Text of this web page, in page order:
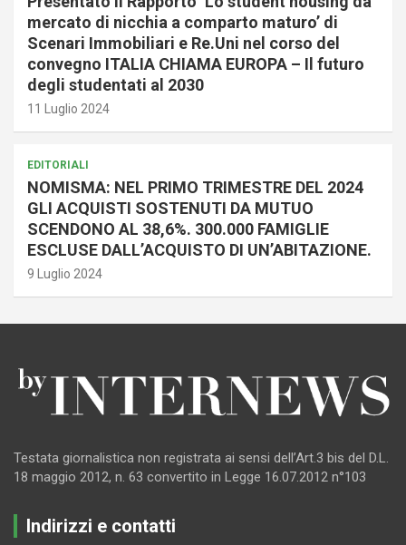
mercato di nicchia a comparto maturo’ di
Scenari Immobiliari e Re.Uni nel corso del
convegno ITALIA CHIAMA EUROPA – Il futuro
degli studentati al 2030
11 Luglio 2024
EDITORIALI
NOMISMA: NEL PRIMO TRIMESTRE DEL 2024
GLI ACQUISTI SOSTENUTI DA MUTUO
SCENDONO AL 38,6%. 300.000 FAMIGLIE
ESCLUSE DALL’ACQUISTO DI UN’ABITAZIONE.
9 Luglio 2024
Testata giornalistica non registrata ai sensi dell’Art.3 bis del D.L.
18 maggio 2012, n. 63 convertito in Legge 16.07.2012 n°103
Indirizzi e contatti